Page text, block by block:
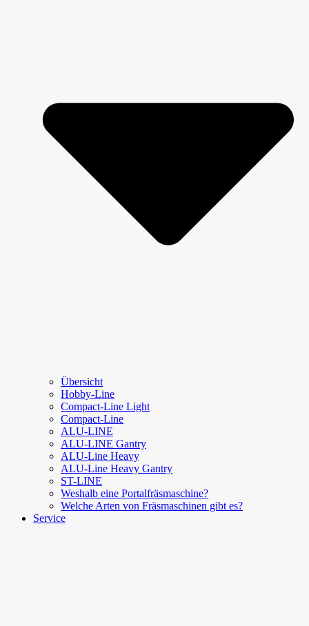
Übersicht
Hobby-Line
Compact-Line Light
Compact-Line
ALU-LINE
ALU-LINE Gantry
ALU-Line Heavy
ALU-Line Heavy Gantry
ST-LINE
Weshalb eine Portalfräsmaschine?
Welche Arten von Fräsmaschinen gibt es?
Service